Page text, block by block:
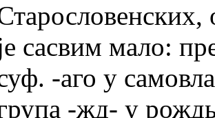
сасвим мало:
-аго у
-жд- у